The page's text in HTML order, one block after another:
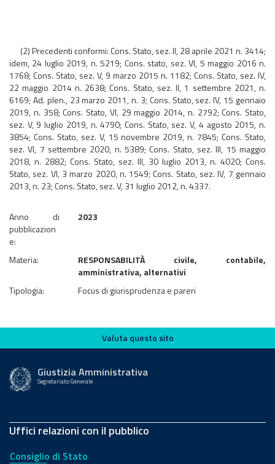
(2) Precedenti conformi: Cons. Stato, sez. II, 28 aprile 2021 n. 3414;
idem, 24 luglio 2019, n. 5219; Cons. stato, sez. VI, 5 maggio 2016 n.
1768; Cons. Stato, sez. V, 9 marzo 2015 n. 1182; Cons. Stato, sez. IV,
22 maggio 2014 n. 2638; Cons. Stato, sez. II, 1 settembre 2021, n.
6169; Ad. plen., 23 marzo 2011, n. 3; Cons. Stato, sez. IV, 15 gennaio
2019, n. 358; Cons. Stato, VI, 29 maggio 2014, n. 2792; Cons. Stato,
sez. V, 9 luglio 2019, n. 4790; Cons. Stato, sez. V, 4 agosto 2015, n.
3854; Cons. Stato, sez. V, 15 novembre 2019, n. 7845; Cons. Stato,
sez. VI, 7 settembre 2020, n. 5389; Cons. Stato, sez. III, 15 maggio
2018, n. 2882; Cons. Stato, sez. III, 30 luglio 2013, n. 4020; Cons.
Stato, sez. VI, 3 marzo 2020, n. 1549; Cons. Stato, sez. IV, 7 gennaio
2013, n. 23; Cons. Stato, sez. V, 31 luglio 2012, n. 4337.
Anno di
pubblicazion
e:
2023
Materia:
RESPONSABILITÀ civile, contabile,
amministrativa, alternativi
Tipologia:
Focus di giurisprudenza e pareri
Valuta questo sito
Valuta questo sito
Giustizia Amministrativa
Segretariato Generale
Uffici relazioni con il pubblico
Consiglio di Stato